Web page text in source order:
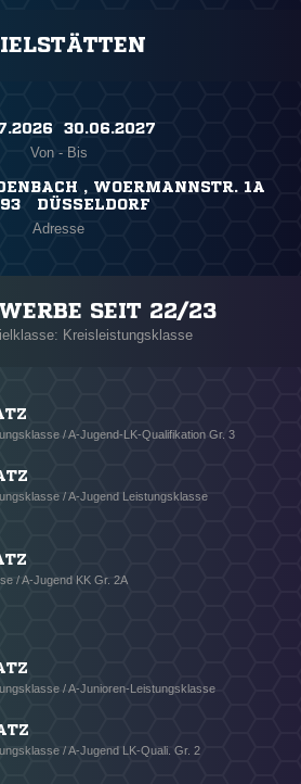
30.06.2027
Von - Bis
, WOERMANNSTR. 1A
DÜSSELDORF
Adresse
SEIT 22/23
Kreisleistungsklasse
/ A-Jugend-LK-Qualifikation Gr. 3
/ A-Jugend Leistungsklasse
/ A-Jugend KK Gr. 2A
/ A-Junioren-Leistungsklasse
/ A-Jugend LK-Quali. Gr. 2